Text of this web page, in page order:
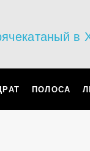
в
ПОЛОСА